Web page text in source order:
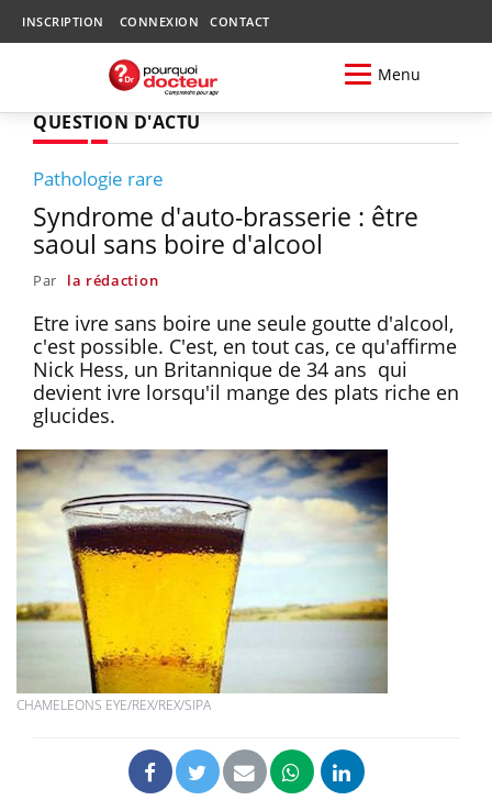
INSCRIPTION CONNEXION CONTACT
Menu
QUESTION D'ACTU
Pathologie rare
Syndrome d'auto-brasserie : être
saoul sans boire d'alcool
Par la rédaction
Etre ivre sans boire une seule goutte d'alcool,
c'est possible. C'est, en tout cas, ce qu'affirme
Nick Hess, un Britannique de 34 ans qui
devient ivre lorsqu'il mange des plats riche en
glucides.
CHAMELEONS EYE/REX/REX/SIPA